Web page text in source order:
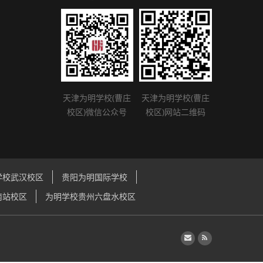
天津为明学校(曹庄
校区)微信公众号
天津为明学校(曹庄
校区)网站二维码
武汉校区
贵阳为明国际学校
校区
为明学校贵州六盘水校区